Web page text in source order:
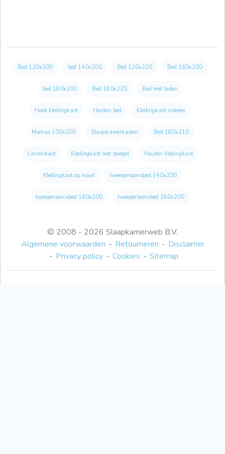
© 2008 - 2026 Slaapkamerweb B.V.
Algemene voorwaarden
Retourneren
Disclaimer
Privacy policy
Cookies Sitemap
Bed 120x200 bed 140x200 Bed 120x220 Bed 160x200
bed 180x200 Bed 180x220 Bed met laden
Hoek kledingkast Houten bed Kledingkast indelen
Matras 100x200 Slaapkamerkasten Bed 180x210
Linnenkast Kledingkast met spiegel Houten kledingkast
Kledingkast op maat tweepersoonsbed 140x200
tweepersoonsbed 160x200 tweepersoonsbed 180x200